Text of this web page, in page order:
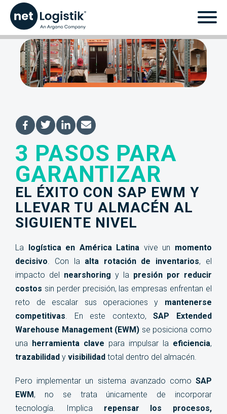
3 pasos para
garantizar el éxito con
SAP EWM y llevar tu
almacén al siguiente
nivel
3 PASOS PARA
GARANTIZAR
EL ÉXITO CON SAP EWM Y
LLEVAR TU ALMACÉN AL
SIGUIENTE NIVEL
La logística en América Latina vive un momento
decisivo. Con la alta rotación de inventarios, el
impacto del nearshoringy la presión por reducir
costos sin perder precisión, las empresas enfrentan el
reto de escalar sus operaciones y mantenerse
competitivas. En este contexto,SAP Extended
Warehouse Management (EWM) se posiciona como
una herramienta clave para impulsar la eficiencia,
trazabilidad yvisibilidad total dentro del almacén.
Pero implementar un sistema avanzado como SAP
EWM, no se trata únicamente de incorporar
tecnología. Implica repensar los procesos,